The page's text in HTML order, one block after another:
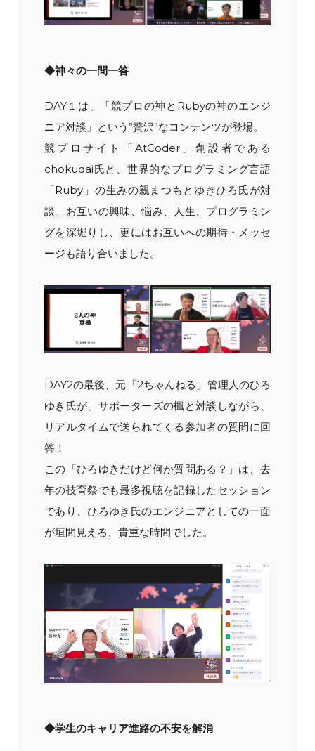
◆神々の一問一答
DAY１は、「競プロの神とRubyの神のエンジ
ニア対談」という”贅沢”なコンテンツが登場。
競プロサイト「AtCoder」創設者である
chokudai氏と、世界的なプログラミング言語
「Ruby」の生みの親まつもとゆきひろ氏が対
談。お互いの興味、悩み、人生、プログラミン
グを深堀りし、更にはお互いへの期待・メッセ
ージも語り合いました。
DAY2の最後、元「2ちゃんねる」管理人のひろ
ゆき氏が、サポーターズの楓と対談しながら、
リアルタイムで送られてくる参加者の質問に回
答！
この「ひろゆきだけど何か質問ある？」は、去
年の技育祭でも最多視聴を記録したセッション
であり、ひろゆき氏のエンジニアとしての一面
が垣間見える、貴重な時間でした。
◆学生のキャリア進路の不安を解消